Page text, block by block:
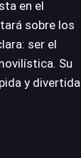
en el
sobre los
ser el
Su
y divertida